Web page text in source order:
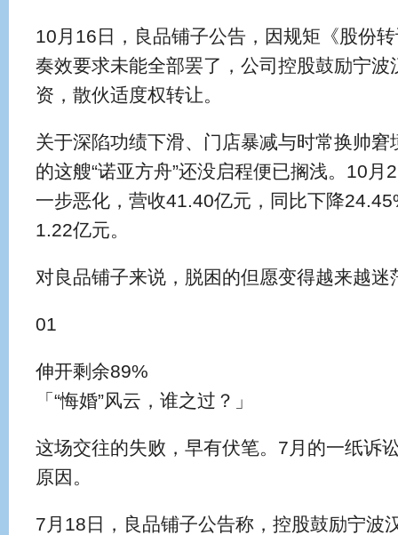
10月16日，良品铺子公告，因规矩《股份
奏效要求未能全部罢了，公司控股鼓励宁
资，散伙适度权转让。
关于深陷功绩下滑、门店暴减与时常换帅
的这艘“诺亚方舟”还没启程便已搁浅。10
一步恶化，营收41.40亿元，同比下降
1.22亿元。
对良品铺子来说，脱困的但愿变得越来越迷
01
伸开剩余89%
「“悔婚”风云，谁之过？」
这场交往的失败，早有伏笔。7月的一纸诉
原因。
7月18日，良品铺子公告称，控股鼓励宁波